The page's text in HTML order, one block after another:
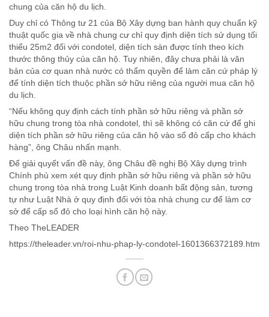
chung của căn hộ du lịch.
Duy chỉ có Thông tư 21 của Bộ Xây dựng ban hành quy chuẩn kỹ
thuật quốc gia về nhà chung cư chỉ quy định diện tích sử dụng tối
thiểu 25m2 đối với condotel, diện tích sàn được tính theo kích
thước thông thủy của căn hộ. Tuy nhiên, đây chưa phải là văn
bản của cơ quan nhà nước có thẩm quyền để làm căn cứ pháp lý
để tính diện tích thuộc phần sở hữu riêng của người mua căn hộ
du lịch.
“Nếu không quy định cách tính phần sở hữu riêng và phần sở
hữu chung trong tòa nhà condotel, thì sẽ không có căn cứ để ghi
diện tích phần sở hữu riêng của căn hộ vào sổ đỏ cấp cho khách
hàng”, ông Châu nhấn mạnh.
Để giải quyết vấn đề này, ông Châu đề nghị Bộ Xây dựng trình
Chính phủ xem xét quy định phần sở hữu riêng và phần sở hữu
chung trong tòa nhà trong Luật Kinh doanh bất động sản, tương
tự như Luật Nhà ở quy định đối với tòa nhà chung cư để làm cơ
sở để cấp sổ đỏ cho loại hình căn hộ này.
Theo TheLEADER
https://theleader.vn/roi-nhu-phap-ly-condotel-1601366372189.htm